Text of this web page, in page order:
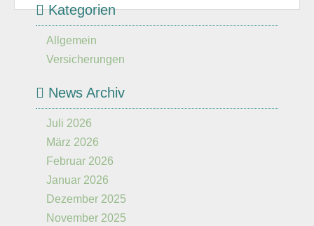
Kategorien
Allgemein
Versicherungen
News Archiv
Juli 2026
März 2026
Februar 2026
Januar 2026
Dezember 2025
November 2025